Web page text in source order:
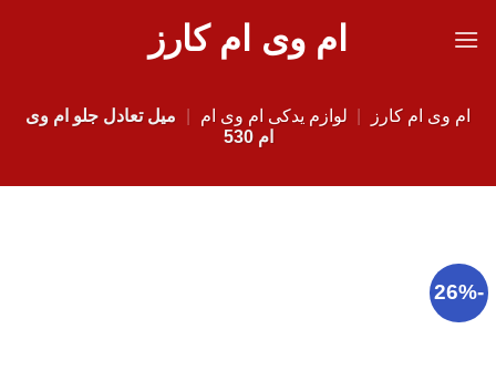
ام وی ام کارز
ام وی ام کارز لوازم یدکی ام وی ام
میل تعادل جلو ام وی
ام 530
-26%